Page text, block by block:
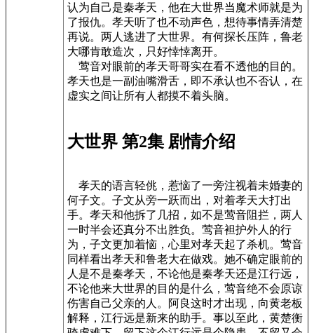
认为自己是秦孝天，他在大世界当魔术师就是为
了报仇。孝天听了也不动声色，想待事情弄清楚
再说。两人逃进了大世界。有何探长压阵，鲁老
大哪肯敢造次，只好悻悻离开。
莺音对眼前的孝天哥哥实在看不透他的目的。
孝天也是一副油嘴滑舌，即不承认也不否认，在
虚实之间让所有人都摸不着头脑。
大世界 第2集 剧情介绍
孝天的语言轻佻，惹恼了一旁注视着未婚妻的
何子文。子文从旁一跃而出，对着孝天大打出
手。孝天和他拆了几招，如不是莺音阻拦，两人
一时半会还真分不出胜负。莺音袒护外人的行
为，子文更加着恼，心里对孝天起了杀机。莺音
同样看出孝天和鲁老大在做戏。她不确定眼前的
人是不是秦孝天，不论他是秦孝天还是江行远，
不论他来大世界的目的是什么，莺音绝不会原谅
伤害自己父亲的人。阿良这时才出现，向黄老板
解释，江行远是新来的助手。事以至此，黄楚衡